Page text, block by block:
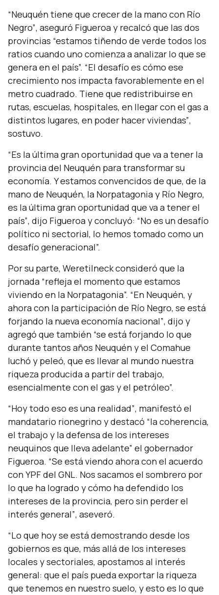
“Neuquén tiene que crecer de la mano con Río
Negro”, aseguró Figueroa y recalcó que las dos
provincias “estamos tiñendo de verde todos los
ratios cuando uno comienza a analizar lo que se
genera en el país”. “El desafío es cómo ese
crecimiento nos impacta favorablemente en el
metro cuadrado. Tiene que redistribuirse en
rutas, escuelas, hospitales, en llegar con el gas a
distintos lugares, en poder hacer viviendas”,
sostuvo.
“Es la última gran oportunidad que va a tener la
provincia del Neuquén para transformar su
economía. Y estamos convencidos de que, de la
mano de Neuquén, la Norpatagonia y Río Negro,
es la última gran oportunidad que va a tener el
país”, dijo Figueroa y concluyó: “No es un desafío
político ni sectorial, lo hemos tomado como un
desafío generacional”.
Por su parte, Weretilneck consideró que la
jornada “refleja el momento que estamos
viviendo en la Norpatagonia”. “En Neuquén, y
ahora con la participación de Río Negro, se está
forjando la nueva economía nacional”, dijo y
agregó que también “se está forjando lo que
durante tantos años Neuquén y el Comahue
luchó y peleó, que es llevar al mundo nuestra
riqueza producida a partir del trabajo,
esencialmente con el gas y el petróleo”.
“Hoy todo eso es una realidad”, manifestó el
mandatario rionegrino y destacó “la coherencia,
el trabajo y la defensa de los intereses
neuquinos que lleva adelante” el gobernador
Figueroa. “Se está viendo ahora con el acuerdo
con YPF del GNL. Nos sacamos el sombrero por
lo que ha logrado y cómo ha defendido los
intereses de la provincia, pero sin perder el
interés general”, aseveró.
“Lo que hoy se está demostrando desde los
gobiernos es que, más allá de los intereses
locales y sectoriales, apostamos al interés
general: que el país pueda exportar la riqueza
que tenemos en nuestro suelo, y esto es lo que